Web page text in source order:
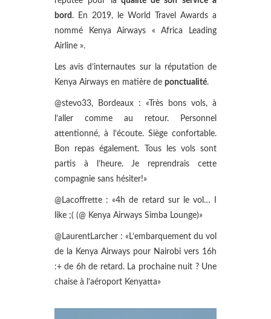
bord . En 2019, le World Travel Awards a
nommé Kenya Airways « Africa Leading
Airline ».
Les avis d’internautes sur la réputation de
Kenya Airways en matière de ponctualité.
@stevo33, Bordeaux : «Très bons vols, à
l’aller comme au retour. Personnel
attentionné, à l’écoute. Siège confortable.
Bon repas également. Tous les vols sont
partis à l’heure. Je reprendrais cette
compagnie sans hésiter!»
@Lacoffrette : «4h de retard sur le vol… I
like ;( (@ Kenya Airways Simba Lounge)»
@LaurentLarcher : «L’embarquement du vol
de la Kenya Airways pour Nairobi vers 16h
:+ de 6h de retard. La prochaine nuit ? Une
chaise à l’aéroport Kenyatta»